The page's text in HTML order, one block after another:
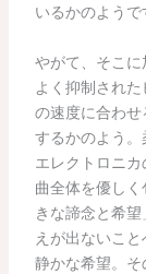
いるかのようで
やがて、そこ
よく抑制され
の速度に合わ
するかのよう
エレクトロニ
曲全体を優し
きな諦念と希
えが出ないこ
静かな希望。